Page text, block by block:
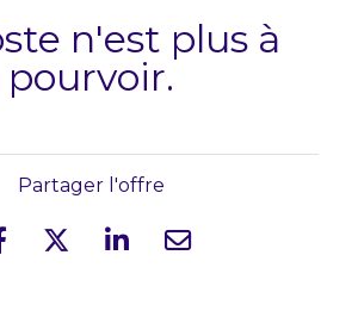
n'est plus à
pourvoir.
Partager l'offre